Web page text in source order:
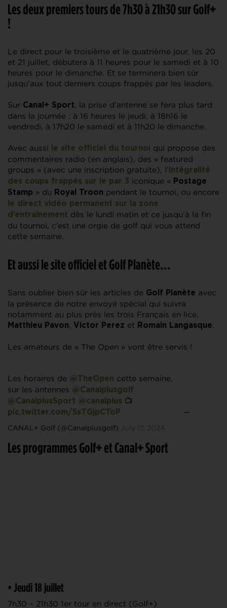
Les deux premiers tours de 7h30 à 21h30 sur Golf+
!
Le direct pour le troisième et le quatrième jour, les 20
et 21 juillet, débutera à 11 heures pour le samedi et à 10
heures pour le dimanche. Et se terminera bien sûr
jusqu’aux tout derniers coups frappés par les leaders.
Sur Canal+ Sport, la prise d’antenne se fera plus tard
dans la journée : à 16 heures le jeudi, à 18h16 le
vendredi, à 17h20 le samedi et à 11h20 le dimanche.
Avec aussi le site officiel du tournoi qui propose des
commentaires radio (en anglais), des « featured
groups » (avec une inscription gratuite),
l’intégralité
des coups frappés sur le par 3 iconique « Postage
Stamp » du Royal Troon pendant le tournoi, ou encore
le direct vidéo permanent sur la zone
d’entraînement dès le lundi matin et ce jusqu’à la fin
du tournoi, c’est une orgie de golf qui vous attend
cette semaine.
Et aussi le site officiel et Golf Planète…
Sans oublier bien sûr les articles de Golf Planète avec
la présence de notre envoyé spécial qui suivra
notamment au plus près les trois Français en lice,
Matthieu Pavon, Victor Perez et Romain Langasque.
Les amateurs de « The Open » vont être servis !
Les horaires de @TheOpen cette semaine,
sur les antennes @Canalplusgolf
@CanalplusSport @canalplus 📺
pic.twitter.com/5sTGjpCToP —
CANAL+ Golf (@Canalplusgolf) July 17, 2024
Les programmes Golf+ etCanal+ Sport
• Jeudi 18 juillet
7h30 – 21h30 1er tour en direct (Golf+)